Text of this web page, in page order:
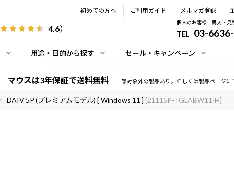
4.6）
初めての方へ ご利用ガイド メルマガ登録
個人のお客様 購入・見
TEL 03-
用途・目的から探す セール・キャンペーン
マウスは3年保証で送料無料 一部対象外の製品あり。詳しくは製品ページに
DAIV 5P (プレミアムモデル) [ Windows 11 ] [21115P-TGLABW11-H]